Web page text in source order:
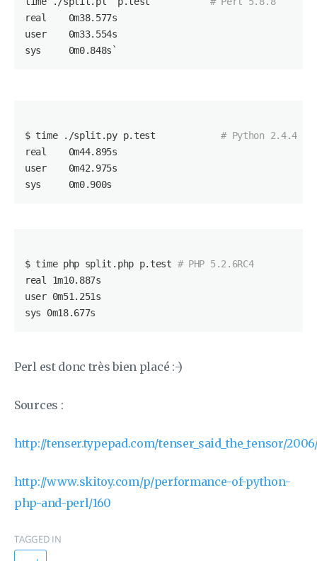
real    0m38.577s
user    0m33.554s
sys     0m0.848s`
$ time ./split.py p.test # Python 2.4.4
real    0m44.895s
user    0m42.975s
sys     0m0.900s
$ time php split.php p.test # PHP 5.2.6RC4
real 1m10.887s
user 0m51.251s
sys 0m18.677s
Perl est donc très bien placé :-)
Sources :
http://tenser.typepad.com/tenser_said_the_tensor/
http://www.skitoy.com/p/performance-of-python-
php-and-perl/160
TAGGED IN